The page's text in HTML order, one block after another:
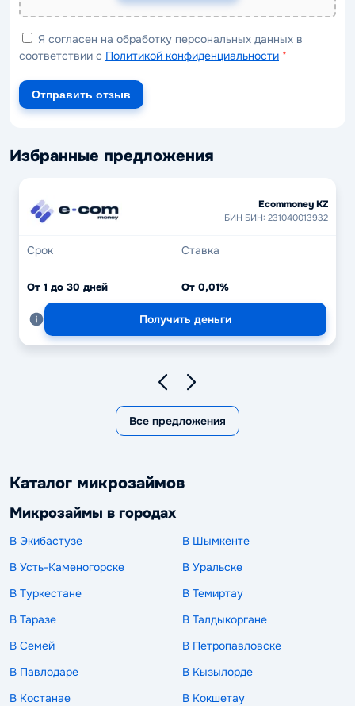
Я согласен на обработку персональных данных в
соответствии с Политикой конфиденциальности *
Отправить отзыв
Избранные предложения
Ecommoney KZ
БИН БИН: 231040013932
Срок
От 1 до 30 дней
Ставка
От 0,01%
Получить деньги
Все предложения
Каталог микрозаймов
Микрозаймы в городах
В Экибастузе
В Шымкенте
В Усть-Каменогорске
В Уральске
В Туркестане
В Темиртау
В Таразе
В Талдыкоргане
В Семей
В Петропавловске
В Павлодаре
В Кызылорде
В Костанае
В Кокшетау